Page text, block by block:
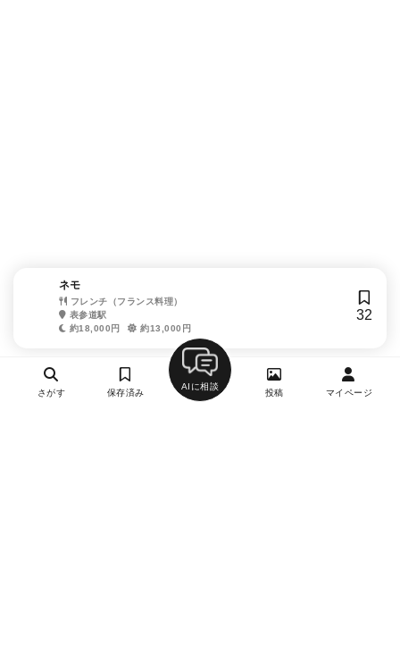
ネモ
フレンチ（フランス料理）
表参道駅
約18,000円
約13,000円
32
さがす 保存済み
AIに相談
投稿 マイページ